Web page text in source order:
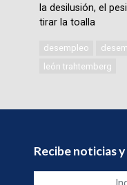
la desilusión, el
tirar la toalla
desempleo
león trahtemberg
Recibe noticias